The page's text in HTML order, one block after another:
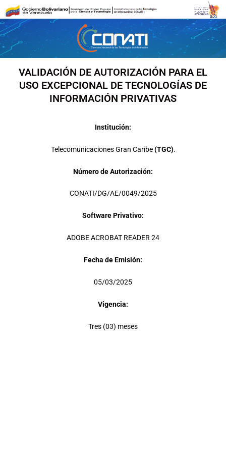
contenido
VALIDACIÓN DE AUTORIZACIÓN PARA EL
USO EXCEPCIONAL DE TECNOLOGÍAS DE
INFORMACIÓN PRIVATIVAS
Institución:
Telecomunicaciones Gran Caribe(TGC).
Número de Autorización:
CONATI/DG/AE/0049/2025
Software Privativo:
ADOBE ACROBAT READER 24
Fecha de Emisión:
05/03/2025
Vigencia:
Tres (03) meses